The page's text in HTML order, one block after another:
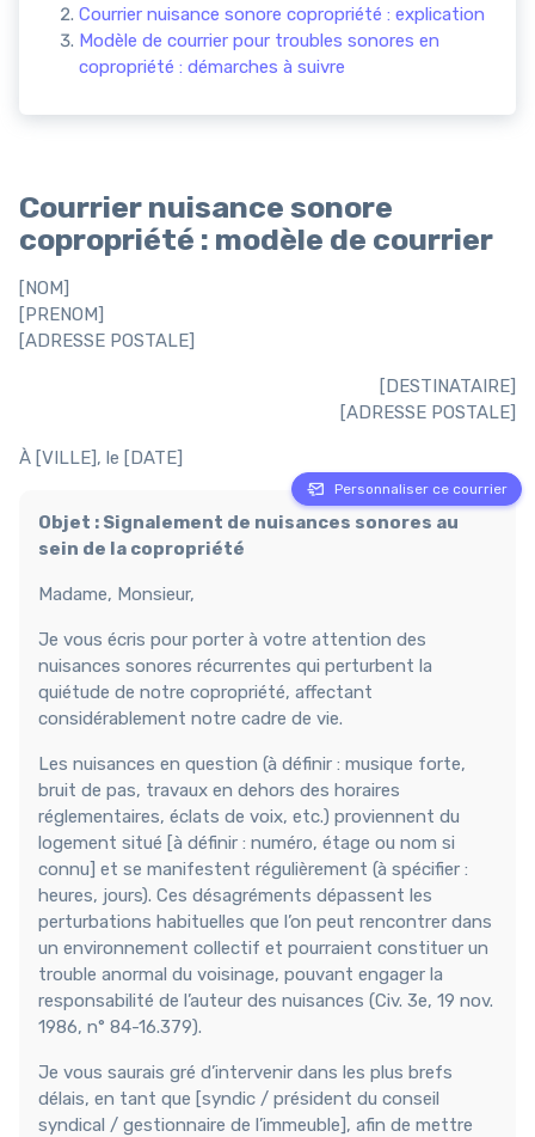
Courrier nuisance sonore copropriété : explication
Modèle de courrier pour troubles sonores en
copropriété : démarches à suivre
Courrier nuisance sonore
copropriété : modèle de courrier
[NOM]
[PRENOM]
[ADRESSE POSTALE]
[DESTINATAIRE]
[ADRESSE POSTALE]
À [VILLE], le [DATE]
Personnaliser ce courrier
Objet : Signalement de nuisances sonores au
sein de la copropriété
Madame, Monsieur,
Je vous écris pour porter à votre attention des
nuisances sonores récurrentes qui perturbent la
quiétude de notre copropriété, affectant
considérablement notre cadre de vie.
Les nuisances en question (à définir : musique forte,
bruit de pas, travaux en dehors des horaires
réglementaires, éclats de voix, etc.) proviennent du
logement situé [à définir : numéro, étage ou nom si
connu] et se manifestent régulièrement (à spécifier :
heures, jours). Ces désagréments dépassent les
perturbations habituelles que l’on peut rencontrer dans
un environnement collectif et pourraient constituer un
trouble anormal du voisinage, pouvant engager la
responsabilité de l’auteur des nuisances (Civ. 3e, 19 nov.
1986, n° 84-16.379).
Je vous saurais gré d’intervenir dans les plus brefs
délais, en tant que [syndic / président du conseil
syndical / gestionnaire de l’immeuble], afin de mettre